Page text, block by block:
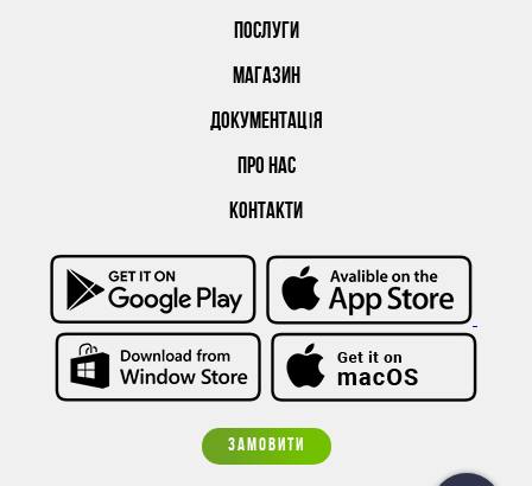
ПОСЛУГИ
МАГАЗИН
ДОКУМЕНТАЦІЯ
ПРО НАС
КОНТАКТИ
ЗАМОВИТИ